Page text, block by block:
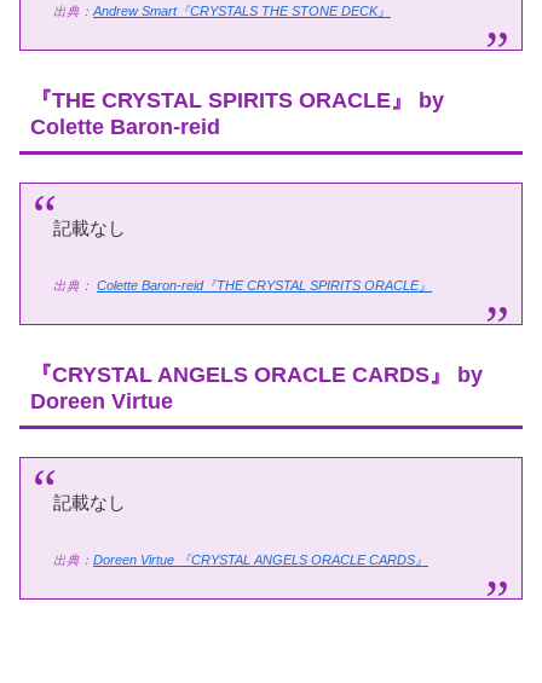
出典：Andrew Smart『CRYSTALS THE STONE DECK』
『THE CRYSTAL SPIRITS ORACLE』 by
Colette Baron-reid
記載なし
出典： Colette Baron-reid『THE CRYSTAL SPIRITS ORACLE』
『CRYSTAL ANGELS ORACLE CARDS』 by
Doreen Virtue
記載なし
出典： Doreen Virtue 『CRYSTAL ANGELS ORACLE CARDS』